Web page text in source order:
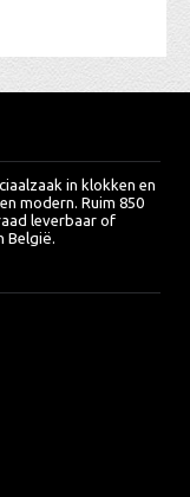
in klokken en
modern. Ruim 850
leverbaar of
België.